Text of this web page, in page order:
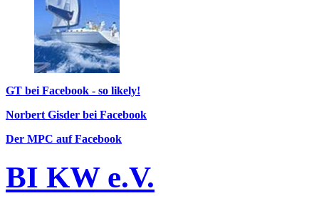
GT bei Facebook - so likely!
Norbert Gisder bei Facebook
Der MPC auf Facebook
BI KW e.V.